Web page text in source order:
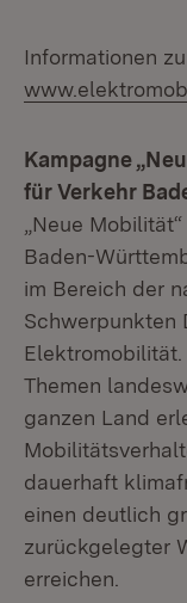
Informationen
Kampagne
für Verkehr
„Neue
Baden-
im Bereich der
Schwerpunkten
Themen
ganzen Land
dauerhaft
einen deutlich
zurückgelegter
erreichen.